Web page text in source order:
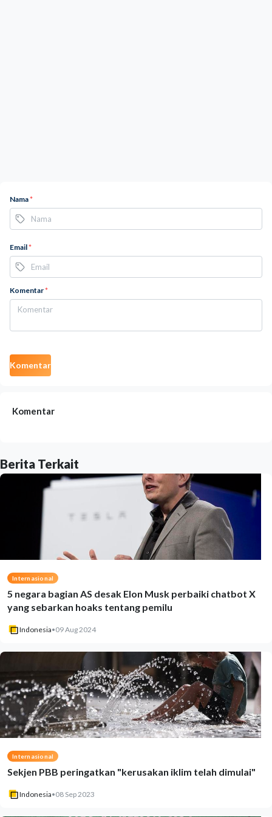
Nama*
Email*
Komentar*
Komentar
Komentar
Berita Terkait
Internasional
5 negara bagian AS desak Elon Musk perbaiki chatbot X
yang sebarkan hoaks tentang pemilu
Indonesia•09 Aug 2024
Internasional
Sekjen PBB peringatkan "kerusakan iklim telah dimulai"
Indonesia•08 Sep 2023